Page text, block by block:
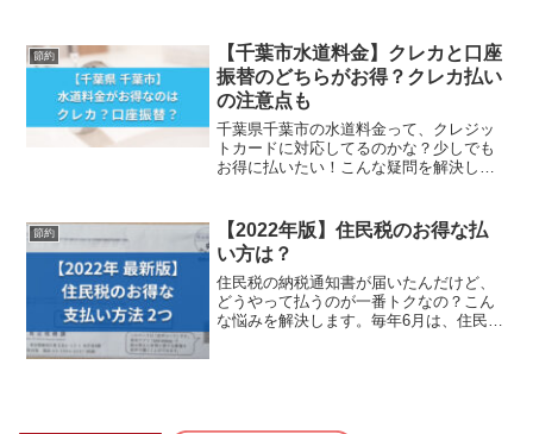
節約
【千葉市水道料金】クレカと口座
振替のどちらがお得？クレカ払い
の注意点も
千葉県千葉市の水道料金って、クレジッ
トカードに対応してるのかな？少しでも
お得に払いたい！こんな疑問を解決しま
節約
【2022年版】住民税のお得な払
い方は？
住民税の納税通知書が届いたんだけど、
どうやって払うのが一番トクなの？こん
な悩みを解決します。毎年6月は、住民税